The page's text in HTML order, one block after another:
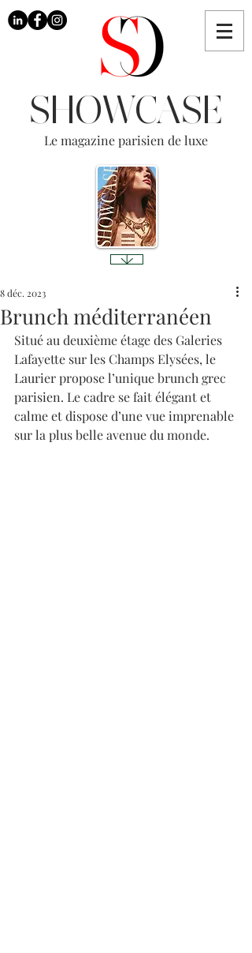
SHOWCASE
Le magazine parisien de luxe
Brunch méditerranéen
8 déc. 2023
Situé au deuxième étage des Galeries
Lafayette sur les Champs Elysées, le
Laurier propose l’unique brunch grec
parisien. Le cadre se fait élégant et
calme et dispose d’une vue imprenable
sur la plus belle avenue du monde.